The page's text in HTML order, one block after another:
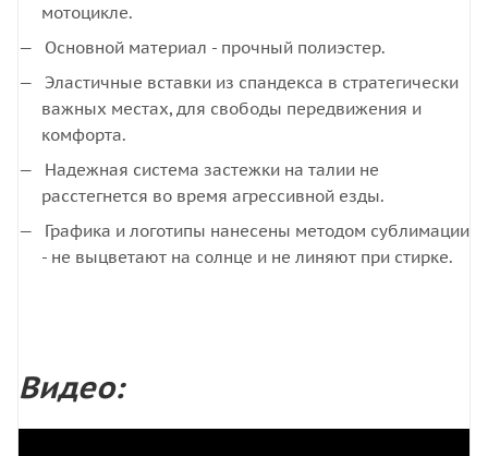
мотоцикле.
Основной материал - прочный полиэстер.
Эластичные вставки из спандекса в стратегически
важных местах, для свободы передвижения и
комфорта.
Надежная система застежки на талии не
расстегнется во время агрессивной езды.
Графика и логотипы нанесены методом сублимации
- не выцветают на солнце и не линяют при стирке.
Видео: